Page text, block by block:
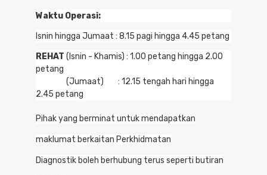
Waktu Operasi:
Isnin hingga Jumaat : 8.15 pagi hingga 4.45 petang
REHAT (Isnin - Khamis) : 1.00 petang hingga 2.00
petang
(Jumaat) : 12.15 tengah hari hingga
2.45 petang
Pihak yang berminat untuk mendapatkan
maklumat berkaitan Perkhidmatan
Diagnostik boleh berhubung terus seperti butiran